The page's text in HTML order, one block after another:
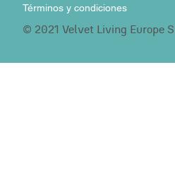
© 2021 Velvet Living Europe SL
Términos y condiciones